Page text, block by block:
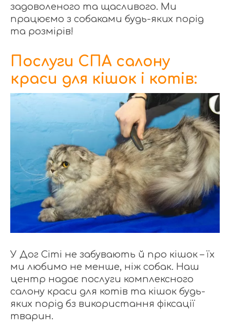
задоволеного та щасливого. Ми
працюємо з собаками будь-яких порід
та розмірів!
Послуги СПА салону
краси для кішок і котів:
У Дог Сіті не забувають й про кішок – їх
ми любимо не менше, ніж собак. Наш
центр надає послуги комплексного
салону краси для котів та кішок будь-
яких порід бз використання фіксації
тварин.